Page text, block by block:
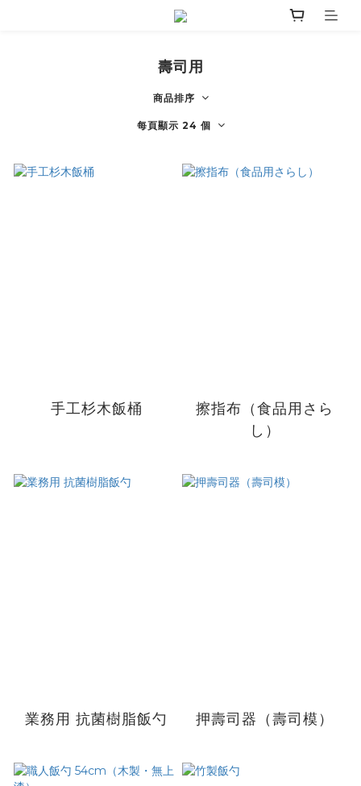
壽司用
商品排序
每頁顯示 24 個
手工杉木飯桶
擦指布（食品用さら
し）
業務用 抗菌樹脂飯勺 押壽司器（壽司模）